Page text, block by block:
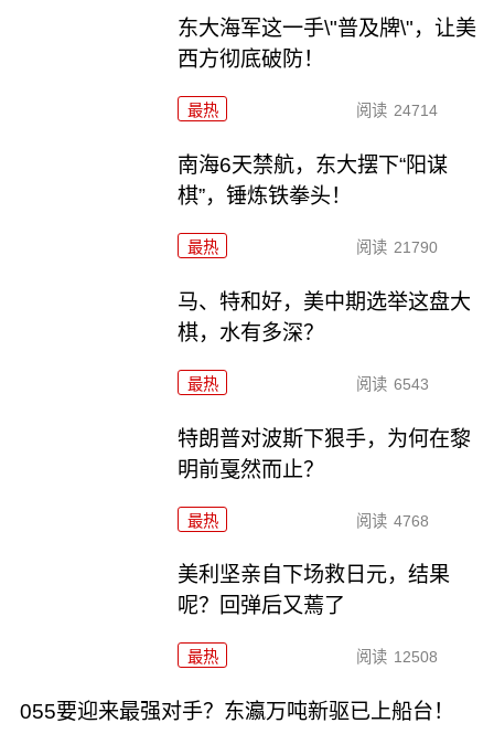
东大海军这一手\"普及牌\"，让美
西方彻底破防！
最热 阅读 24714
南海6天禁航，东大摆下“阳谋
棋”，锤炼铁拳头！
最热 阅读 21790
马、特和好，美中期选举这盘大
棋，水有多深？
最热 阅读 6543
特朗普对波斯下狠手，为何在黎
明前戛然而止？
最热 阅读 4768
美利坚亲自下场救日元，结果
呢？回弹后又蔫了
最热 阅读 12508
055要迎来最强对手？东瀛万吨新驱已上船台！